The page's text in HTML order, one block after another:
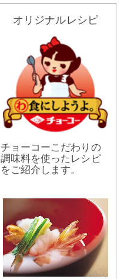
オリジナルレシピ
チョーコーこだわりの
調味料を使ったレシピ
をご紹介します。